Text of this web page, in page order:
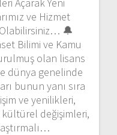
ve Hizmet
🔔
Bilimi ve Kamu
olan lisans
dünya genelinde
bunun yanı sıra
ve yenilikleri,
değişimleri,